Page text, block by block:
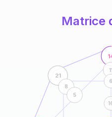
Matrice
21
6
8
5